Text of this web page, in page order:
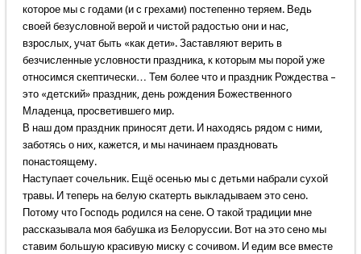
которое мы с годами (и с грехами) постепенно теряем. Ведь
своей безусловной верой и чистой радостью они и нас,
взрослых, учат быть «как дети». Заставляют верить в
безчисленные условности праздника, к которым мы порой уже
относимся скептически… Тем более что и праздник Рождества –
это «детский» праздник, день рождения Божественного
Младенца, просветившего мир.
В наш дом праздник приносят дети. И находясь рядом с ними,
заботясь о них, кажется, и мы начинаем праздновать
понастоящему.
Наступает сочельник. Ещё осенью мы с детьми набрали сухой
травы. И теперь на белую скатерть выкладываем это сено.
Потому что Господь родился на сене. О такой традиции мне
рассказывала моя бабушка из Белоруссии. Вот на это сено мы
ставим большую красивую миску с сочивом. И едим все вместе